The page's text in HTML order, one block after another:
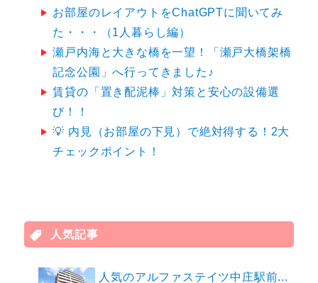
お部屋のレイアウトをChatGPTに聞いてみ
た・・・（1人暮らし編）
瀬戸内海と大きな橋を一望！「瀬戸大橋架橋
記念公園」へ行ってきました♪
賃貸の「置き配泥棒」対策と安心の設備選
び！！
💡 内見（お部屋の下見）で絶対得する！2大
チェックポイント！
人気記事
人気のアルファステイツ中庄駅前...